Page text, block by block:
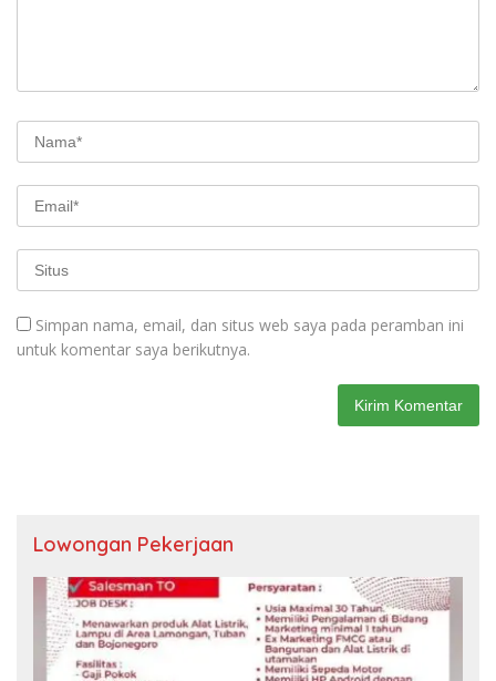
Simpan nama, email, dan situs web saya pada peramban ini
untuk komentar saya berikutnya.
Lowongan Pekerjaan